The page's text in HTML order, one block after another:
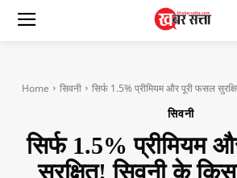
Home सिवनी सिर्फ 1.5% प्रीमियम और पूरी फसल
सिवनी
सिर्फ 1.5% प्रीमियम
सुरक्षित! सिवनी के